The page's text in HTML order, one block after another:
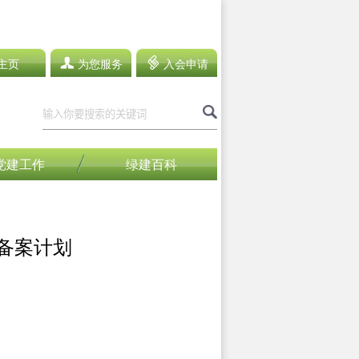
页 为您服务 入会申请
建工作 绿建百科
案计划